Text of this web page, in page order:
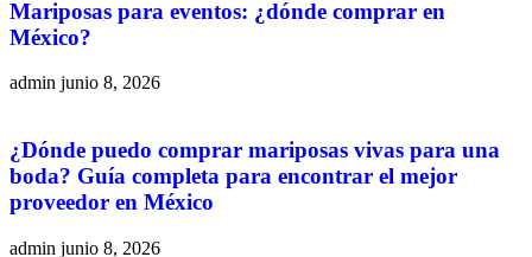
Mariposas para eventos: ¿dónde comprar en
México?
admin junio 8, 2026
¿Dónde puedo comprar mariposas vivas para una
boda? Guía completa para encontrar el mejor
proveedor en México
admin junio 8, 2026